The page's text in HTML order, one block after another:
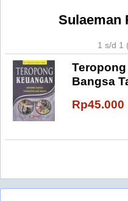
Sulaeman
1 s/d 1
Bangsa
Rp45.000